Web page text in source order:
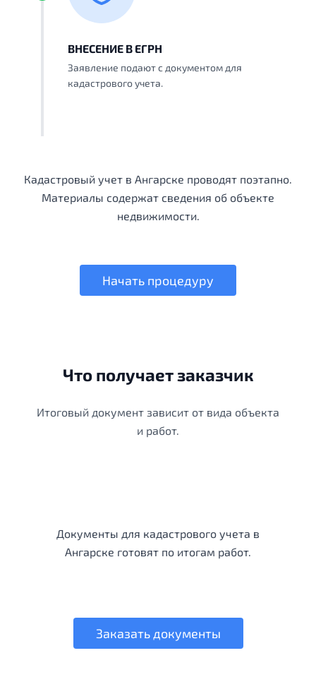
ВНЕСЕНИЕ В ЕГРН
Заявление подают с документом для
кадастрового учета.
Кадастровый учет в Ангарске проводят поэтапно.
Материалы содержат сведения об объекте
недвижимости.
Начать процедуру
Что получает заказчик
Итоговый документ зависит от вида объекта
и работ.
Документы для кадастрового учета в
Ангарске готовят по итогам работ.
Заказать документы